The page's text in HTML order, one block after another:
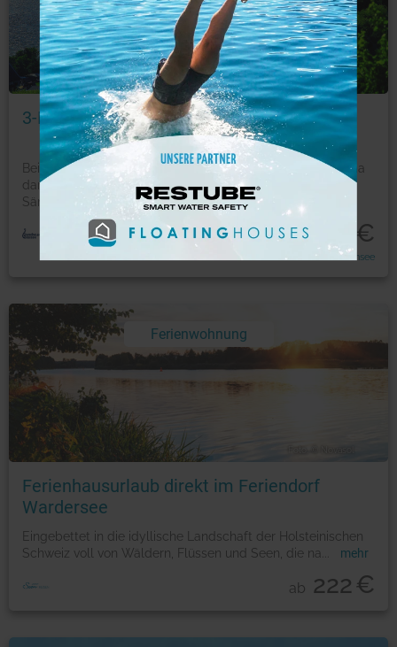
Foto: © Wikingerreisen
3-Länder-Tour um den Bodensee
Bei einem See mit solch einem überwältigenden Panorama
darf man ruhig ins Schwärmen geraten. Hoch ragt der
Sän
p.P ab €
Radreise um den Bodensee
Ferienwohnung
Ferienhausurlaub direkt im Feriendorf
Wardersee
Eingebettet in die idyllische Landschaft der Holsteinischen
Schweiz voll von Wäldern, Flüssen und Seen, die na
mehr
ab 222 €